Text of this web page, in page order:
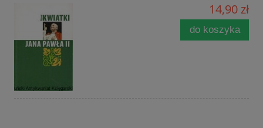
14,90 zł
do koszyka